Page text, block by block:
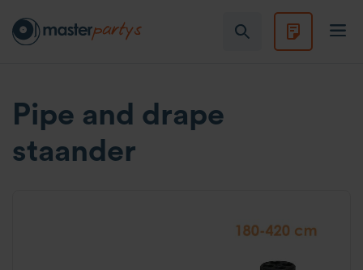
Pipe and drape
staander